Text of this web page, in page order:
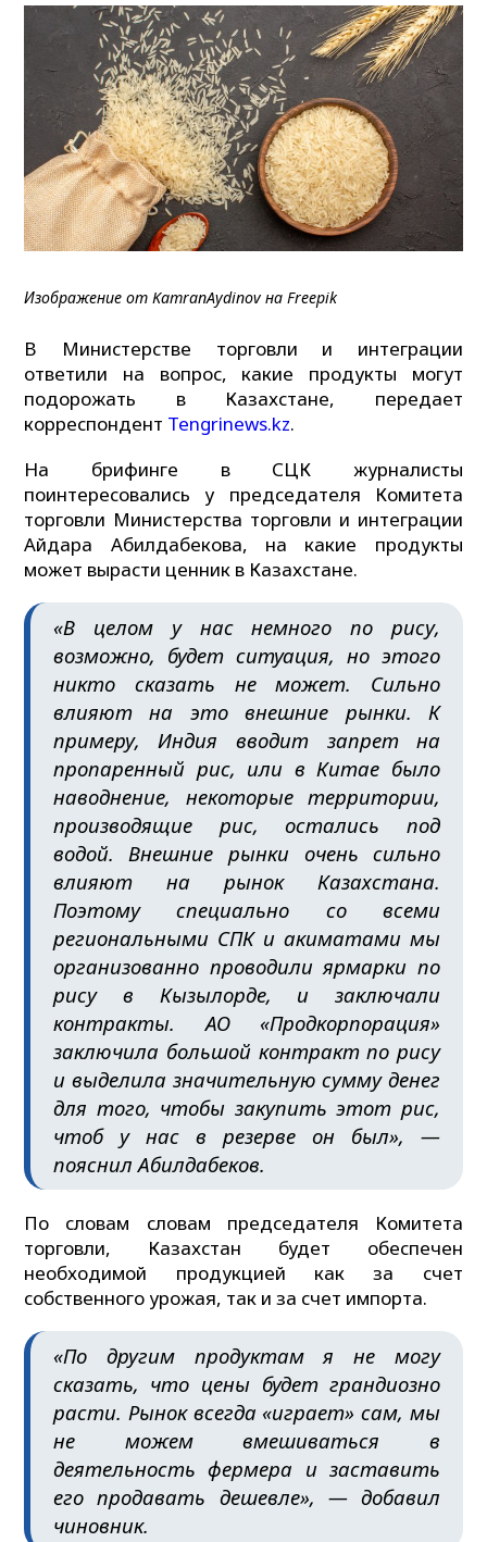
Изображение от KamranAydinov на Freepik
В Министерстве торговли и интеграции
ответили на вопрос, какие продукты могут
подорожать в Казахстане, передает
корреспондент Tengrinews.kz.
На брифинге в СЦК журналисты
поинтересовались у председателя Комитета
торговли Министерства торговли и интеграции
Айдара Абилдабекова, на какие продукты
может вырасти ценник в Казахстане.
«В целом у нас немного по рису,
возможно, будет ситуация, но этого
никто сказать не может. Сильно
влияют на это внешние рынки. К
примеру, Индия вводит запрет на
пропаренный рис, или в Китае было
наводнение, некоторые территории,
производящие рис, остались под
водой. Внешние рынки очень сильно
влияют на рынок Казахстана.
Поэтому специально со всеми
региональными СПК и акиматами мы
организованно проводили ярмарки по
рису в Кызылорде, и заключали
контракты. АО «Продкорпорация»
заключила большой контракт по рису
и выделила значительную сумму денег
для того, чтобы закупить этот рис,
чтоб у нас в резерве он был», —
пояснил Абилдабеков.
По словам словам председателя Комитета
торговли, Казахстан будет обеспечен
необходимой продукцией как за счет
собственного урожая, так и за счет импорта.
«По другим продуктам я не могу
сказать, что цены будет грандиозно
расти. Рынок всегда «играет» сам, мы
не можем вмешиваться в
деятельность фермера и заставить
его продавать дешевле», — добавил
чиновник.